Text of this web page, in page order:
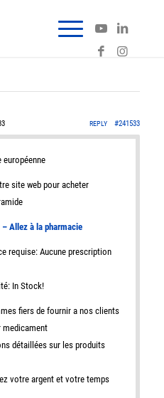
#241533
REPLY
européenne
site web pour acheter
Allez à la pharmacie
requise: Aucune prescription
In Stock!
fiers de fournir a nos clients
medicament
détaillées sur les produits
votre argent et votre temps